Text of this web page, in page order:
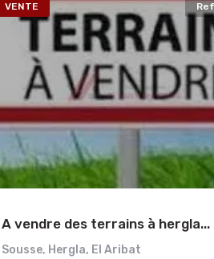
VENTE
A vendre des terrains à hergla...
Sousse, Hergla, El Aribat